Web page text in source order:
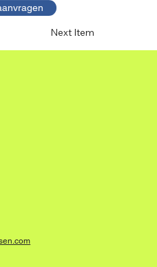
Next Item